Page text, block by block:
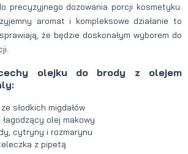
precyzyjnego dozowania porcji kosmetyku.
aromat i kompleksowe działanie to
że będzie doskonałym wyborem do
cechy olejku do brody z olejem
słodkich migdałów
olej makowy
cytryny i rozmarynu
z pipetą